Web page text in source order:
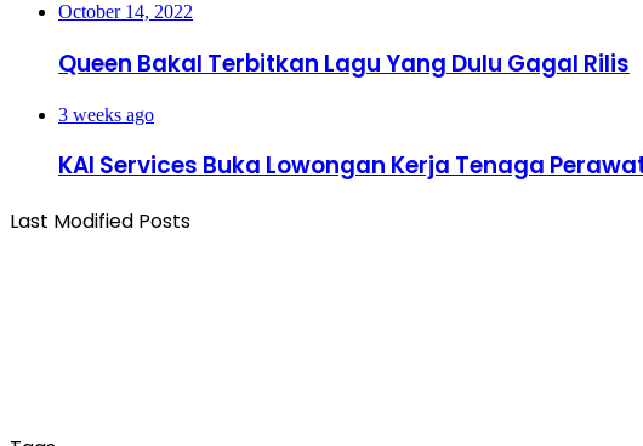
October 14, 2022
Queen Bakal Terbitkan Lagu Yang Dulu Gagal Rilis
3 weeks ago
KAI Services Buka Lowongan Kerja Tenaga
Last Modified Posts